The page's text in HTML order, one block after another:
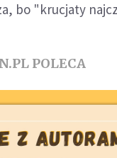
bo "krucjaty
POLECA